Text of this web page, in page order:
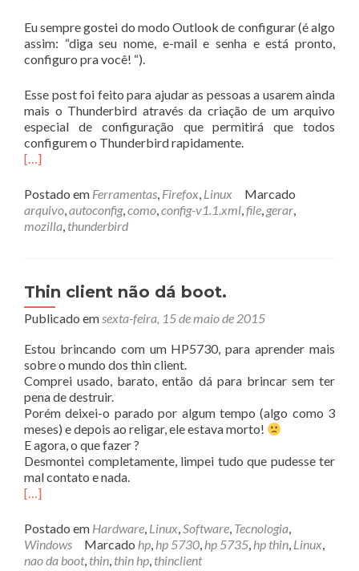
Eu sempre gostei do modo Outlook de configurar (é algo
assim: “diga seu nome, e-mail e senha e está pronto,
configuro pra você! “).
Esse post foi feito para ajudar as pessoas a usarem ainda
mais o Thunderbird através da criação de um arquivo
especial de configuração que permitirá que todos
configurem o Thunderbird rapidamente.
[…]
Postado em Ferramentas, Firefox, Linux
Marcado
arquivo,autoconfig,como,config-v1.1.xml,file, gerar,
mozilla, thunderbird
Thin client não dá boot.
Publicado emsexta-feira, 15 de maio de 2015
Estou brincando com um HP5730, para aprender mais
sobre o mundo dos thin client.
Comprei usado, barato, então dá para brincar sem ter
pena de destruir.
Porém deixei-o parado por algum tempo (algo como 3
meses) e depois ao religar, ele estava morto!
E agora, o que fazer ?
Desmontei completamente, limpei tudo que pudesse ter
mal contato e nada.
[…]
Postado em Hardware, Linux,Software, Tecnologia,
Windows
Marcado hp, hp 5730, hp 5735, hp thin, Linux,
nao da boot, thin, thin hp, thinclient